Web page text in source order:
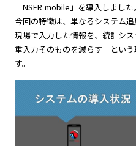
「NSER mobile」を導入しました。
今回の特徴は、単なるシステム追
現場で入力した情報を、統計シ
重入力そのものを減らす」とい
す。